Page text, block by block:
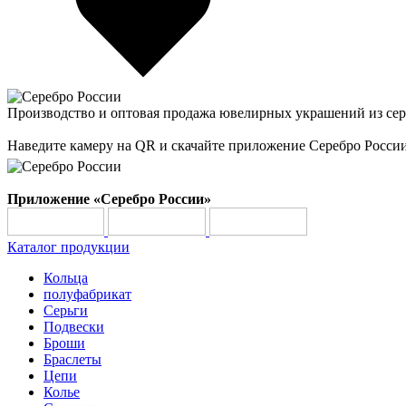
Производство и оптовая продажа ювелирных украшений из
Наведите камеру на QR и скачайте приложение Серебро
Приложение «Серебро России»
Каталог продукции
Кольца
полуфабрикат
Серьги
Подвески
Броши
Браслеты
Цепи
Колье